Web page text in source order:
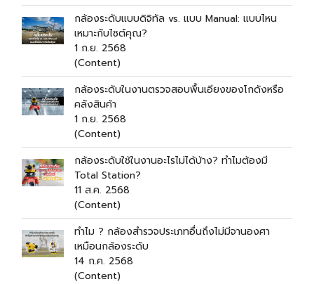
กล้องระดับแบบดิจิทัล vs. แบบ Manual: แบบไหน
เหมาะกับไซต์คุณ?
1 ก.ย. 2568
(Content)
กล้องระดับในงานตรวจสอบพื้นเอียงของโกดังหรือ
คลังสินค้า
1 ก.ย. 2568
(Content)
กล้องระดับใช้ในงานอะไรไม่ได้บ้าง? ทำไมต้องมี
Total Station?
11 ส.ค. 2568
(Content)
ทำไม ? กล้องสำรวจประเภทอื่นถึงไม่มีจานองศา
เหมือนกล้องระดับ
14 ก.ค. 2568
(Content)